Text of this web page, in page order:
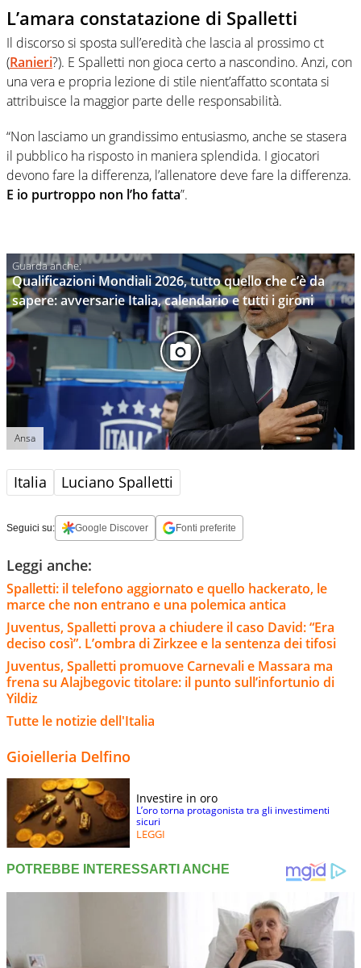
L’amara constatazione di Spalletti
Il discorso si sposta sull’eredità che lascia al prossimo ct
(Ranieri?). E Spalletti non gioca certo a nascondino. Anzi, con
una vera e propria lezione di stile nient’affatto scontata si
attribuisce la maggior parte delle responsabilità.
“Non lasciamo un grandissimo entusiasmo, anche se stasera
il pubblico ha risposto in maniera splendida. I giocatori
devono fare la differenza, l’allenatore deve fare la differenza.
E io purtroppo non l’ho fatta”.
Qualificazioni Mondiali 2026, tutto quello che c’è da
sapere: avversarie Italia, calendario e tutti i gironi
Ansa
Italia Luciano Spalletti
Seguici su: Google Discover Fonti preferite
Leggi anche:
Spalletti: il telefono aggiornato e quello hackerato, le
marce che non entrano e una polemica antica
Juventus, Spalletti prova a chiudere il caso David: “Era
deciso così”. L’ombra di Zirkzee e la sentenza dei tifosi
Juventus, Spalletti promuove Carnevali e Massara ma
frena su Alajbegovic titolare: il punto sull’infortunio di
Yildiz
Tutte le notizie dell'Italia
Gioielleria Delfino
Investire in oro
L’oro torna protagonista tra gli investimenti
sicuri
LEGGI